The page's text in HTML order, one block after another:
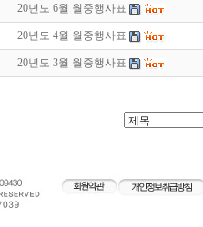
20년도 6월 월중행사표
20년도 4월 월중행사표
20년도 3월 월중행사표